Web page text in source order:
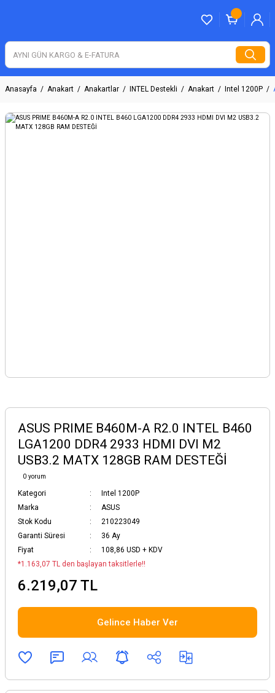
Anasayfa Anakart Anakartlar INTEL Destekli Anakart Intel 1200P
ASUS PRIME B460M-A R2.0 INTEL B460
LGA1200 DDR4 2933 HDMI DVI M2
USB3.2 MATX 128GB RAM DESTEĞİ
0 yorum
Kategori
Intel 1200P
Marka
ASUS
Stok Kodu
210223049
Garanti Süresi
36 Ay
Fiyat
108,86 USD + KDV
*1.163,07 TL den başlayan taksitlerle!!
6.219,07 TL
Gelince Haber Ver